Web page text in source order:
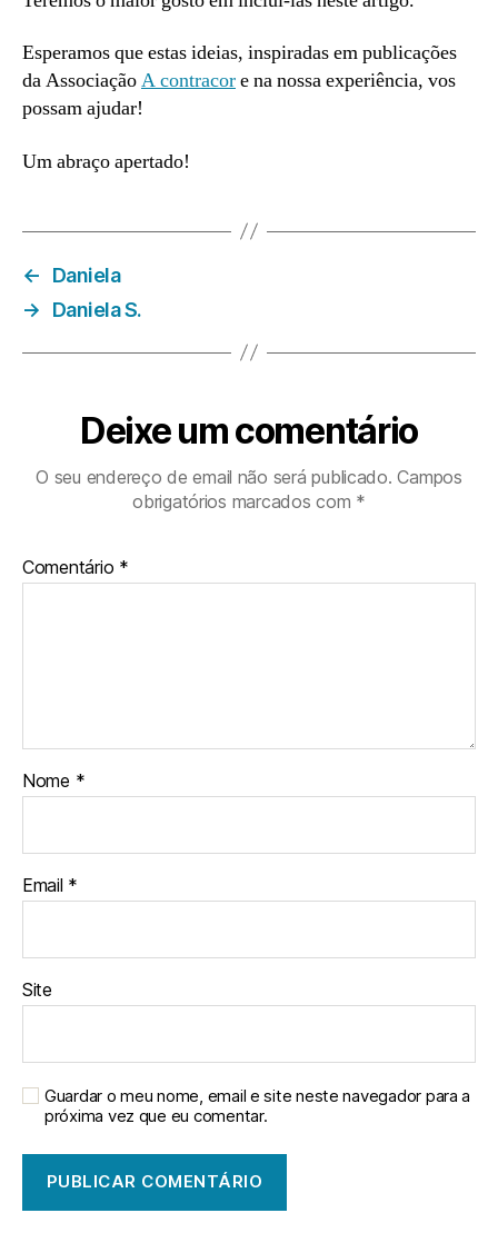
Esperamos que estas ideias, inspiradas em publicações
da AssociaçãoA contracore na nossa experiência, vos
possam ajudar!
Um abraço apertado!
←
Daniela
→
Daniela S.
Deixe um comentário
O seu endereço de email não será publicado. Campos
obrigatórios marcados com *
Comentário *
Nome *
Email *
Site
Guardar o meu nome, email e site neste navegador para a
próxima vez que eu comentar.